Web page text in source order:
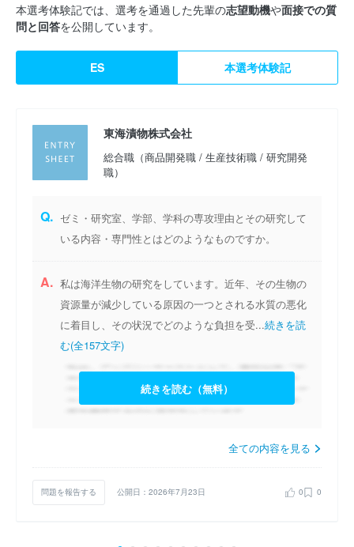
本選考体験記では、選考を通過した先輩の志望動機や面接での質
問と回答を公開しています。
ES 本選考体験記
東海漬物株式会社
総合職（商品開発職 / 生産技術職 / 研究開発
職）
Q. ゼミ・研究室、学部、学科の専攻理由とその研究して
いる内容・専門性とはどのようなものですか。
A. 私は海洋生物の研究をしています。近年、その生物の
資源量が減少している原因の一つとされる水質の悪化
に着目し、その状況でどのような負担を受...続きを読
む(全157文字)
続きを読む（無料）
全ての内容を見る
問題を報告する 公開日：2026年7月23日 0 0